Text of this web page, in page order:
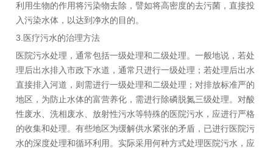
利用生物的作用将污染物去除，譬如将高密度的去污菌，直接投
入污染水体，以达到净水的目的。
3.医疗污水的治理方法
医院污水处理，通常包括一级处理和二级处理。一般地说，若处
理后出水排入市政下水道，通常只进行一级处理；若处理后出水
直接排入河道，则需进行一级处理和二级处理；对排放标准严的
地区，为防止水体的富营养化，需进行除磷脱氮三级处理。对酸
性废水、洗相废水、放射性污水等特殊的医院污水，应进行严格
的收集和处理。有些地区为缓解供水紧张的矛盾，已进行医院污
水的深度处理和循环利用。实际采用何种方式处理医院污水，应